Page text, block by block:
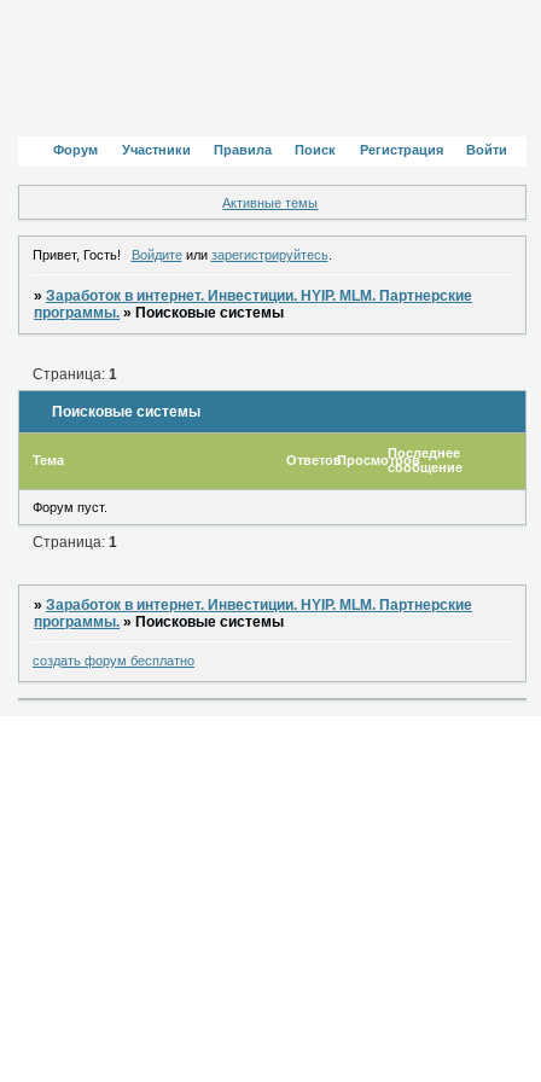
Форум Участники Правила Поиск Регистрация Войти
Активные темы
Привет, Гость! Войдитеили зарегистрируйтесь.
»Заработок в интернет. Инвестиции. HYIP. MLM. Партнерские
программы. » Поисковые системы
Поисковые системы
Страница:1
Тема ОтветовПросмотровПоследнее
сообщение
Форум пуст.
Страница:1
»Заработок в интернет. Инвестиции. HYIP. MLM. Партнерские
программы. » Поисковые системы
создать форум бесплатно